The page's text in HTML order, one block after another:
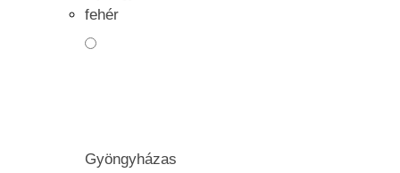
fehér
Gyöngyházas